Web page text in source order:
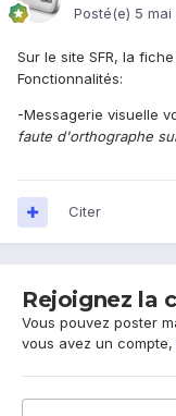
Posté(e) 5 mai
Sur le site SFR, la
Fonctionnalités:
-Messagerie visuelle
faute d'orthographe
Citer
Rejoignez la
Vous pouvez poster
vous avez un compte,